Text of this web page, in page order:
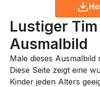
Lustiger
Ausmalbild
Male dieses Ausmalbild
Diese Seite zeigt eine
Kinder jeden Alters